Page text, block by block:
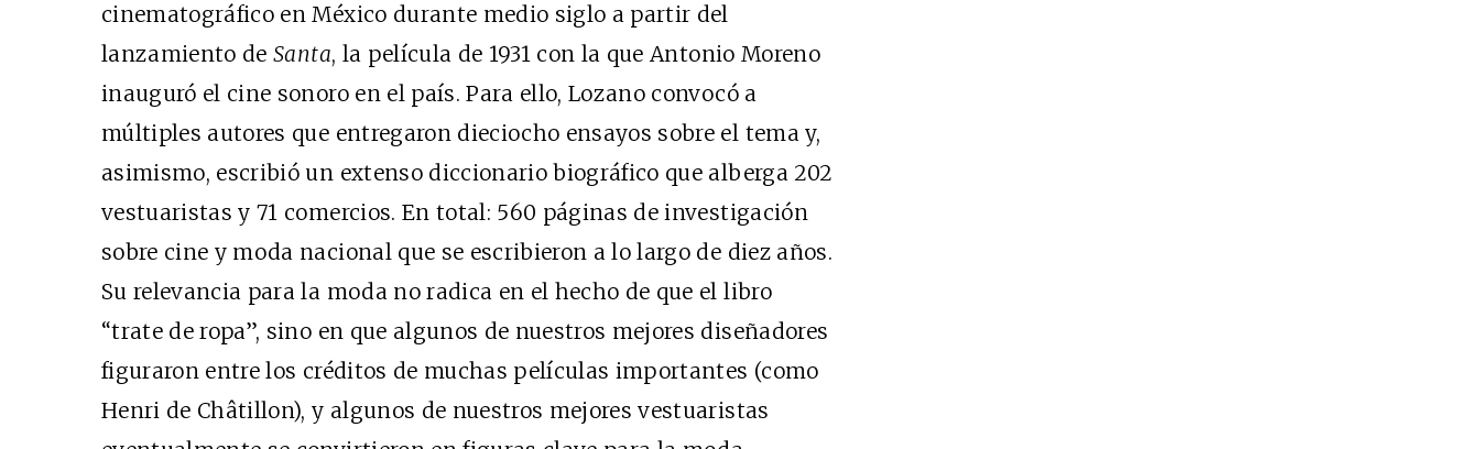
cinematográfico en México durante medio siglo a partir del
lanzamiento deSanta, la película de 1931 con la que Antonio Moreno
inauguró el cine sonoro en el país. Para ello, Lozano convocó a
múltiples autores que entregaron dieciocho ensayos sobre el tema y,
asimismo, escribió un extenso diccionario biográfico que alberga 202
vestuaristas y 71 comercios. En total: 560 páginas de investigación
sobre cine y moda nacional que se escribieron a lo largo de diez años.
Su relevancia para la moda no radica en el hecho de que el libro
“trate de ropa”, sino en que algunos de nuestros mejores diseñadores
figuraron entre los créditos de muchas películas importantes (como
Henri de Châtillon), y algunos de nuestros mejores vestuaristas